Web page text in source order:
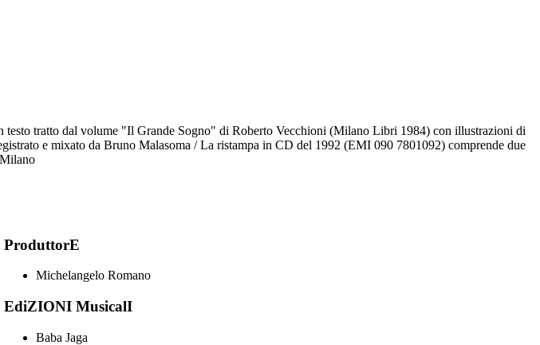
testo tratto dal volume "Il Grande Sogno" di Roberto Vecchioni (Milano Libri 1984) con illustrazioni di
e mixato da Bruno Malasoma / La ristampa in CD del 1992 (EMI 090 7801092) comprende due
ProduttorE
Michelangelo Romano
EdiZIONI MusicalI
Baba Jaga